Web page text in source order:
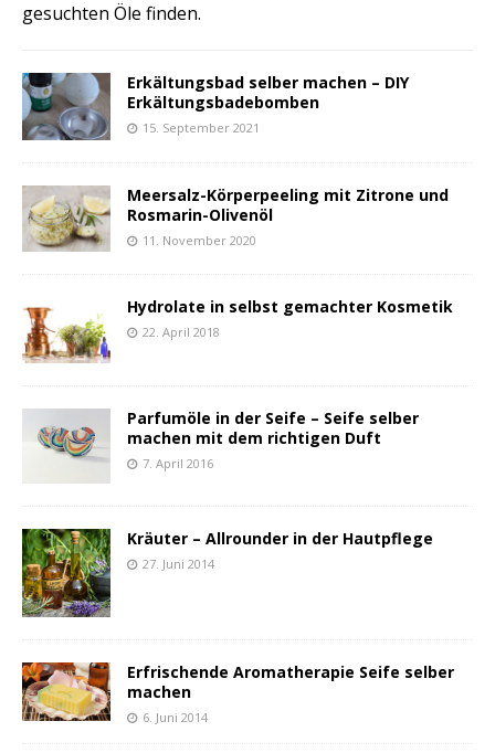
gesuchten Öle finden.
Erkältungsbad selber machen – DIY
Erkältungsbadebomben
15. September 2021
Meersalz-Körperpeeling mit Zitrone und
Rosmarin-Olivenöl
11. November 2020
Hydrolate in selbst gemachter Kosmetik
22. April 2018
Parfumöle in der Seife – Seife selber
machen mit dem richtigen Duft
7. April 2016
Kräuter – Allrounder in der Hautpflege
27. Juni 2014
Erfrischende Aromatherapie Seife selber
machen
6. Juni 2014